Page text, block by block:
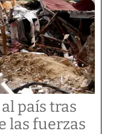
país tras
las fuerzas